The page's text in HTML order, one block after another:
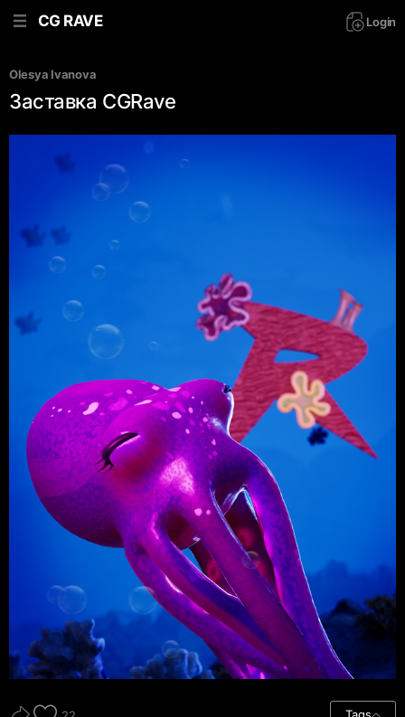
CG RAVE Login
Olesya Ivanova
Заставка CGRave